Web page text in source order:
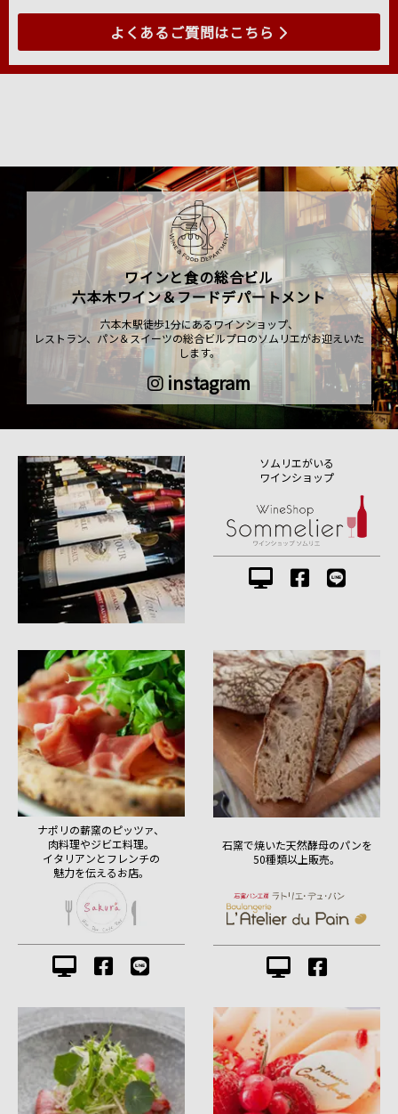
よくあるご質問はこちら
ワインと食の総合ビル
六本木ワイン＆フードデパートメント
六本木駅徒歩1分にあるワインショップ、
レストラン、パン＆スイーツの総合ビルプロのソムリエがお迎えいた
します。
instagram
ソムリエがいる
ワインショップ
ナポリの薪窯のピッツァ、
肉料理やジビエ料理。
イタリアンとフレンチの
魅力を伝えるお店。
石窯で焼いた天然酵母のパンを
50種類以上販売。